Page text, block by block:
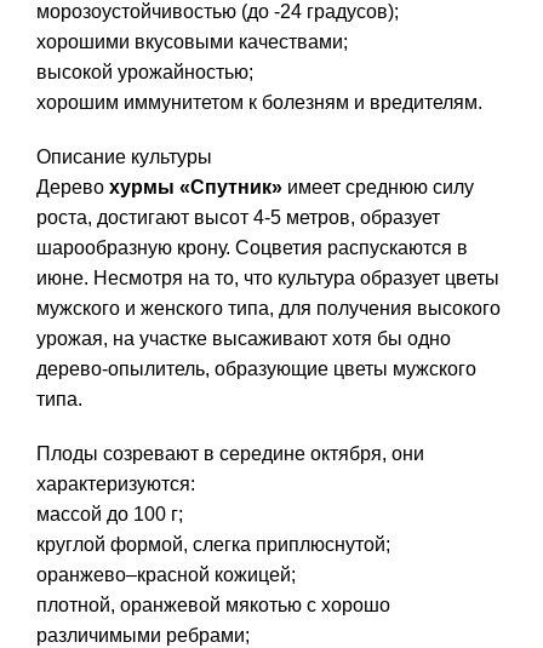
морозоустойчивостью (до -24 градусов);
хорошими вкусовыми качествами;
высокой урожайностью;
хорошим иммунитетом к болезням и вредителям.
Описание культуры
Дерево хурмы «Спутник» имеет среднюю силу
роста, достигают высот 4-5 метров, образует
шарообразную крону. Соцветия распускаются в
июне. Несмотря на то, что культура образует цветы
мужского и женского типа, для получения высокого
урожая, на участке высаживают хотя бы одно
дерево-опылитель, образующие цветы мужского
типа.
Плоды созревают в середине октября, они
характеризуются:
массой до 100 г;
круглой формой, слегка приплюснутой;
оранжево–красной кожицей;
плотной, оранжевой мякотью с хорошо
различимыми ребрами;